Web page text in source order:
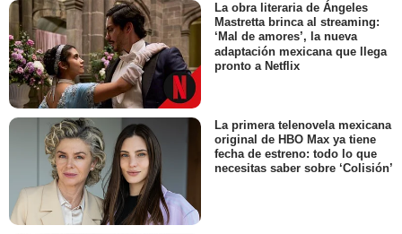
La obra literaria de Ángeles
Mastretta brinca al streaming:
‘Mal de amores’, la nueva
adaptación mexicana que llega
pronto a Netflix
La primera telenovela mexicana
original de HBO Max ya tiene
fecha de estreno: todo lo que
necesitas saber sobre ‘Colisión’